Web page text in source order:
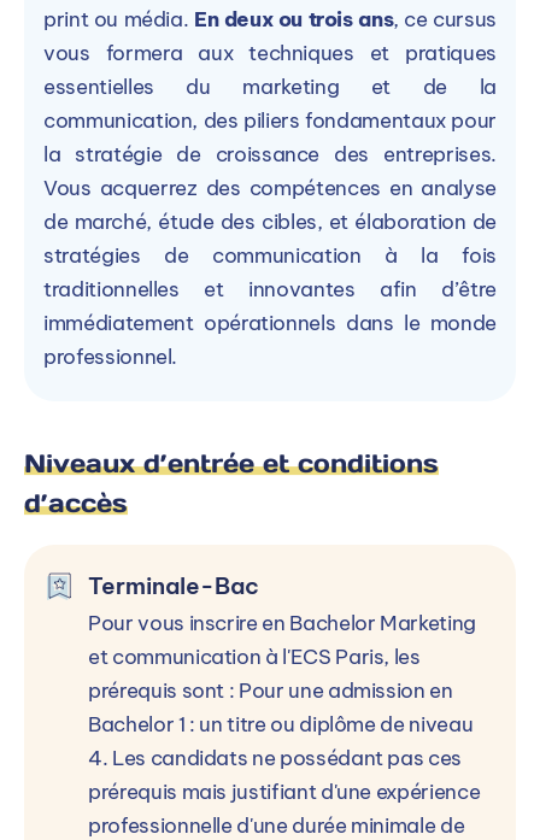
print ou média. En deux ou trois ans, ce cursus
vous formera aux techniques et pratiques
essentielles du marketing et de la
communication, des piliers fondamentaux pour
la stratégie de croissance des entreprises.
Vous acquerrez des compétences en analyse
de marché, étude des cibles, et élaboration de
stratégies de communication à la fois
traditionnelles et innovantes afin d’être
immédiatement opérationnels dans le monde
professionnel.
Niveaux d’entrée et conditions
d’accès
Terminale-Bac
Pour vous inscrire en Bachelor Marketing
et communication à l'ECS Paris, les
prérequis sont : Pour une admission en
Bachelor 1 : un titre ou diplôme de niveau
4. Les candidats ne possédant pas ces
prérequis mais justifiant d'une expérience
professionnelle d'une durée minimale de
En savoir plus
MICKAEL FAGNIERE
Directeur
Contacter par mail
Contacter par téléphone